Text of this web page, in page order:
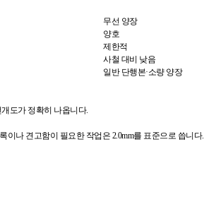
무선 양장
양호
제한적
사철 대비 낮음
일반 단행본·소량 양장
도가 정확히 나옵니다.
이나 견고함이 필요한 작업은 2.0mm를 표준으로 씁